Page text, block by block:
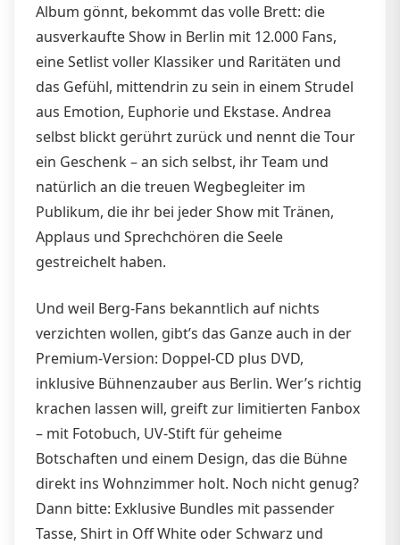
Album gönnt, bekommt das volle Brett: die
ausverkaufte Show in Berlin mit 12.000 Fans,
eine Setlist voller Klassiker und Raritäten und
das Gefühl, mittendrin zu sein in einem Strudel
aus Emotion, Euphorie und Ekstase. Andrea
selbst blickt gerührt zurück und nennt die Tour
ein Geschenk – an sich selbst, ihr Team und
natürlich an die treuen Wegbegleiter im
Publikum, die ihr bei jeder Show mit Tränen,
Applaus und Sprechchören die Seele
gestreichelt haben.
Und weil Berg-Fans bekanntlich auf nichts
verzichten wollen, gibt’s das Ganze auch in der
Premium-Version: Doppel-CD plus DVD,
inklusive Bühnenzauber aus Berlin. Wer’s richtig
krachen lassen will, greift zur limitierten Fanbox
– mit Fotobuch, UV-Stift für geheime
Botschaften und einem Design, das die Bühne
direkt ins Wohnzimmer holt. Noch nicht genug?
Dann bitte: Exklusive Bundles mit passender
Tasse, Shirt in Off White oder Schwarz und